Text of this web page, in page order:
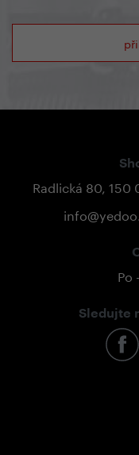
Radlická 80, 150
Po
Sledujte